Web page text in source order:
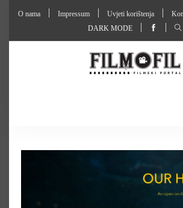
O nama Impressum Uvjeti korištenja
DARK MODE